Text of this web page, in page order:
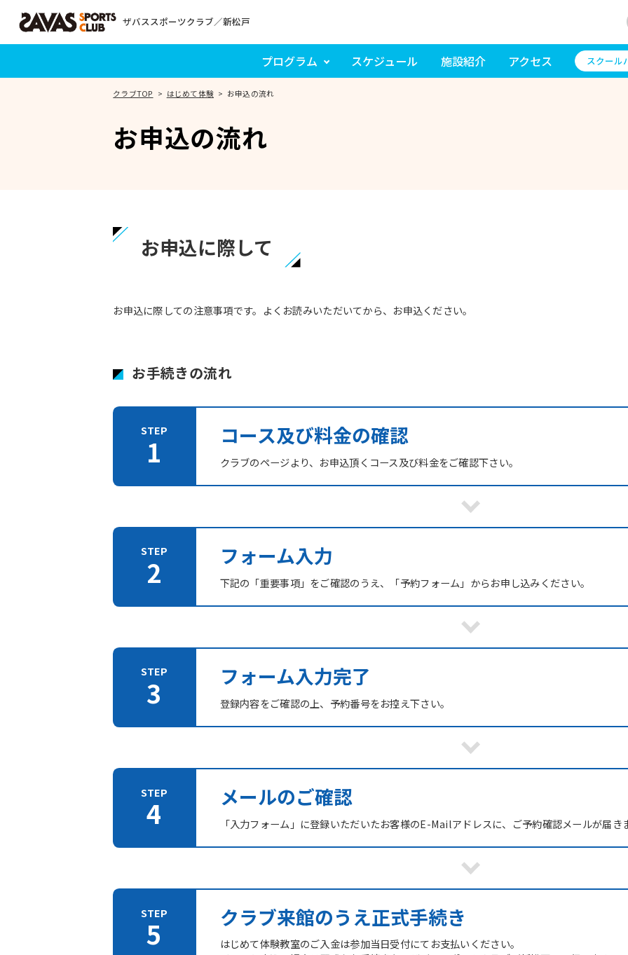
ザバススポーツクラブ／新松戸
プログラム スケジュール 施設紹介 アクセス スクール
クラブTOP はじめて体験 お申込の流れ
お申込の流れ
お申込に際して
お申込に際しての注意事項です。よくお読みいただいてから、お申込ください。
お手続きの流れ
コース及び料金の確認
クラブのページより、お申込頂くコース及び料金をご確認下さい。
フォーム入力
下記の「重要事項」をご確認のうえ、「予約フォーム」からお申し込みください。
フォーム入力完了
登録内容をご確認の上、予約番号をお控え下さい。
メールのご確認
「入力フォーム」に登録いただいたお客様のE-Mailアドレスに、ご予約確認メールが届き
クラブ来館のうえ正式手続き
はじめて体験教室のご入金は参加当日受付にてお支払いください。